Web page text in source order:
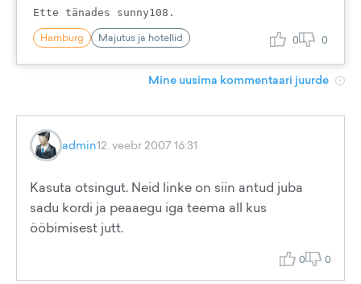
Hamburg Majutus ja hotellid 0 0
Mine uusima kommentaari juurde
admin12. veebr 2007 16:31
Kasuta otsingut. Neid linke on siin antud juba
sadu kordi ja peaaegu iga teema all kus
ööbimisest jutt.
0 0